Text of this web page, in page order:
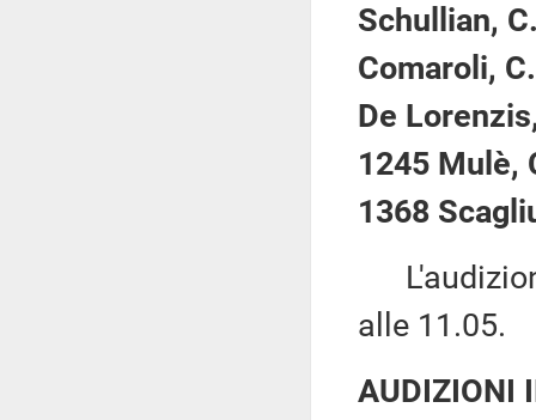
Schullian,
Comaroli,
De
1245 Mulè,
1368
alle 11.05.
AUDIZIONI